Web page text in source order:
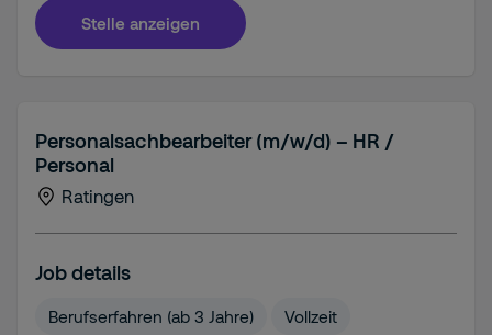
Stelle anzeigen
Personalsachbearbeiter (m/w/d) – HR /
Personal
Ratingen
Job details
Berufserfahren (ab 3 Jahre) Vollzeit